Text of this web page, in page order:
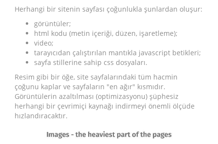
Herhangi bir sitenin sayfası çoğunlukla şunlardan oluşur:
görüntüler;
html kodu (metin içeriği, düzen, işaretleme);
video;
tarayıcıdan çalıştırılan mantıkla javascript betikleri;
sayfa stillerine sahip css dosyaları.
Resim gibi bir öğe, site sayfalarındaki tüm hacmin
çoğunu kaplar ve sayfaların "en ağır" kısmıdır.
Görüntülerin azaltılması (optimizasyonu) şüphesiz
herhangi bir çevrimiçi kaynağı indirmeyi önemli ölçüde
hızlandıracaktır.